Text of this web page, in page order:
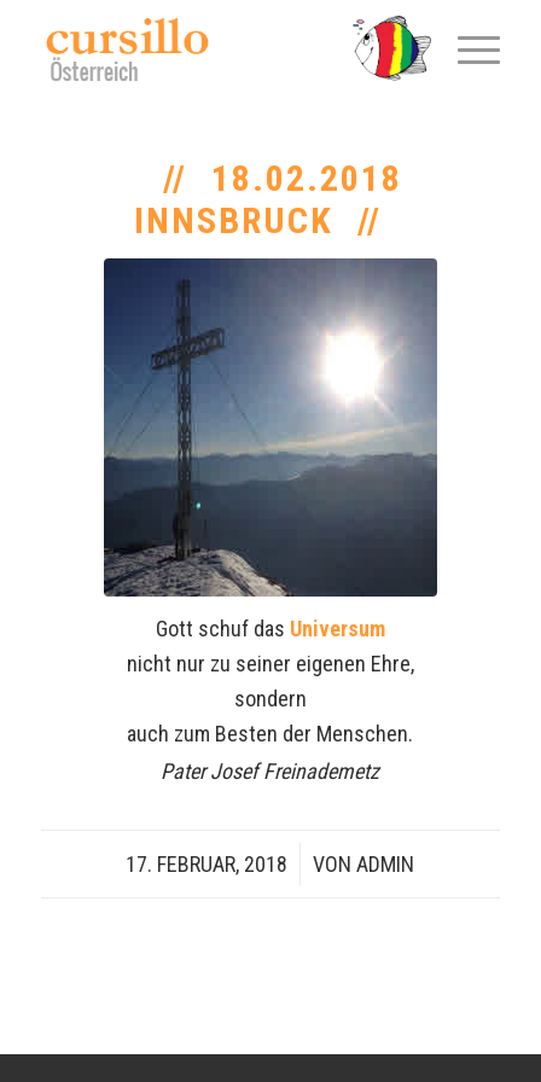
18.02.2018
INNSBRUCK
Gott schuf das Universum
nicht nur zu seiner eigenen Ehre,
sondern
auch zum Besten der Menschen.
Pater Josef Freinademetz
17. FEBRUAR, 2018
/ VONADMIN